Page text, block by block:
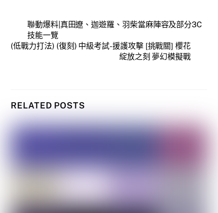
聯動爆料|真田遼、迦遊羅、羽柴當麻陣容及部分3C
技能一覽
(低戰力打法) (復刻) 中級考試-援護攻擊 [挑戰關] 櫻花
綻放之刻 夢幻模擬戰
RELATED POSTS